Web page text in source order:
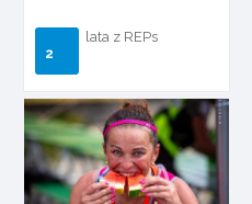
2
lata z REPs